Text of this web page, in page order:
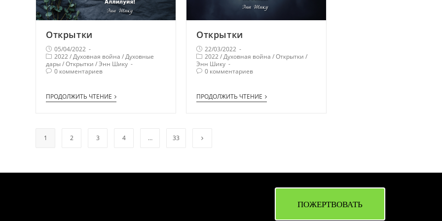
Открытки
05/04/2022
2022/Духовная война /Духовные
дары/Открытки /Энн Шику
0 комментариев
ПРОДОЛЖИТЬ ЧТЕНИЕ
Открытки
22/03/2022
2022/Духовная война /Открытки /
Энн Шику
0 комментариев
ПРОДОЛЖИТЬ ЧТЕНИЕ
1 2 3 4 … 33
ПОЖЕРТВОВАТЬ